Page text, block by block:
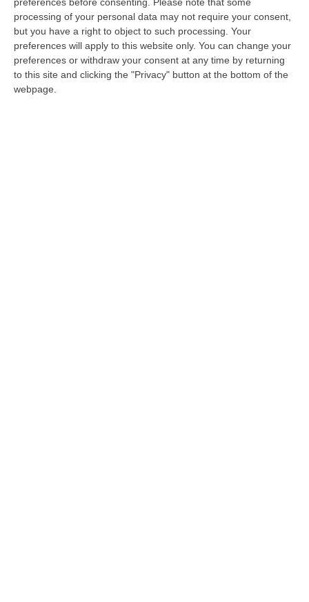
processing of your personal data may not require your consent,
but you have a right to object to such processing. Your
preferences will apply to this website only. You can change your
preferences or withdraw your consent at any time by returning
to this site and clicking the "Privacy" button at the bottom of the
webpage.
5 arrestati
Lo ha stabilito il gip del tribunale di Crotone.
Sono 6 gli indagati, contestato l’omicidio a
Giuseppe Paparo. Domani i funerali
Pubblicato il: 24/08/25 – 11:44